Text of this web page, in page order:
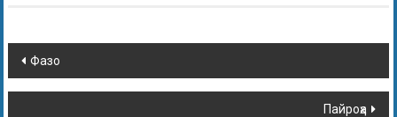
Фазо
Пайроҳа